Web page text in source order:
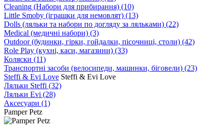
Cleaning (Набори для прибирання) (10)
Little Smoby (іграшки для немовлят) (13)
Dolls (ляльки та набори по догляду за ляльками) (22)
Medical (медичні набори) (3)
Outdoor (будинки, гірки, гойдалки, пісочниці, столи) (42)
Role Play (кухні, каси, магазини) (33)
Коляски (11)
Транспортні засоби (велосипеди, машинки, біговели) (23)
Steffi & Evi Love Steffi & Evi Love
Ляльки Steffi (32)
Ляльки Evi (28)
Аксесуари (1)
Pamper Petz